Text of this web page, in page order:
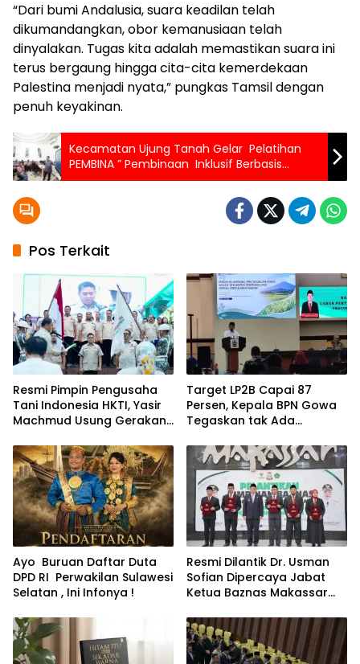
“Dari bumi Andalusia, suara keadilan telah
dikumandangkan, obor kemanusiaan telah
dinyalakan. Tugas kita adalah memastikan suara ini
terus bergaung hingga cita-cita kemerdekaan
Palestina menjadi nyata,” pungkas Tamsil dengan
penuh keyakinan.
Kecamatan Ujung Tanah Gelar Pelatihan
PEMBINA ” Pembinaan Inklusif Berbasis
Partisipasi Masyarakat”
Pos Terkait
Resmi Pimpin Pengusaha
Tani Indonesia HKTI, Yasir
Machmud Usung Gerakan
Berbasis Petani Modern
Target LP2B Capai 87
Persen, Kepala BPN Gowa
Tegaskan tak Ada
Pertanian
Ayo Buruan Daftar Duta
DPD RI Perwakilan Sulawesi
Selatan , Ini Infonya !
Resmi Dilantik Dr. Usman
Sofian Dipercaya Jabat
Ketua Baznas Makassar